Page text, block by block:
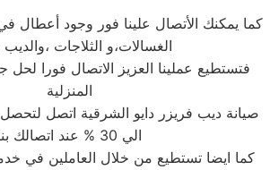
كما يمكنك الأتصال علينا فور وجود أعطال
الغسالات،و الثلاجات ،والديب
فتستطيع عملينا العزيز الاتصال فورا
المنزلية
صيانة ديب فريزر دايو الشرقية اتصل
الي 30 % عند اتصالك بنا
كما ايضا تستطيع من خلال العاملين في